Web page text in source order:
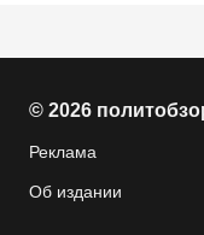
© 2026
Реклама
Об издании